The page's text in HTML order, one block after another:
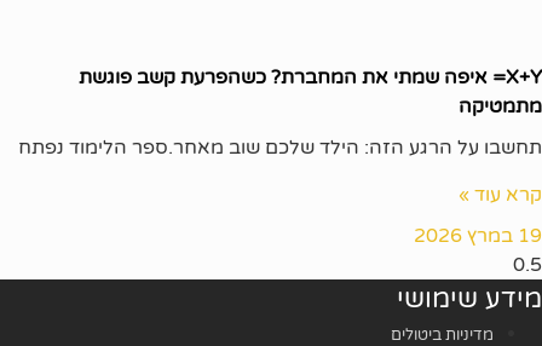
X+Y= איפה שמתי את המחברת? כשהפרעת קשב פוגשת
מתמטיקה
תחשבו על הרגע הזה: הילד שלכם שוב מאחר.ספר הלימוד נפתח
קרא עוד »
19 במרץ 2026
מידע שימושי
מדיניות ביטולים